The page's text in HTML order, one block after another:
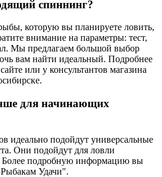
спиннинг?
которую вы планируете ловить,
внимание на параметры: тест,
Мы предлагаем большой выбор
вам найти идеальный. Подробнее
или у консультантов магазина
для начинающих
идеально подойдут универсальные
Они подойдут для ловли
подробную информацию вы
Удачи".